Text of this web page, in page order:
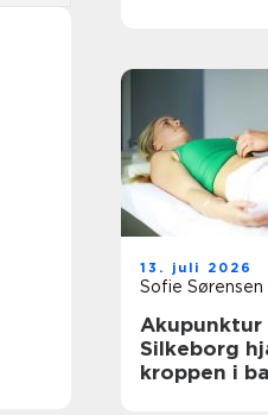
13. juli 2026
Sofie Sørensen
Akupunktur
Silkeborg
kroppen i